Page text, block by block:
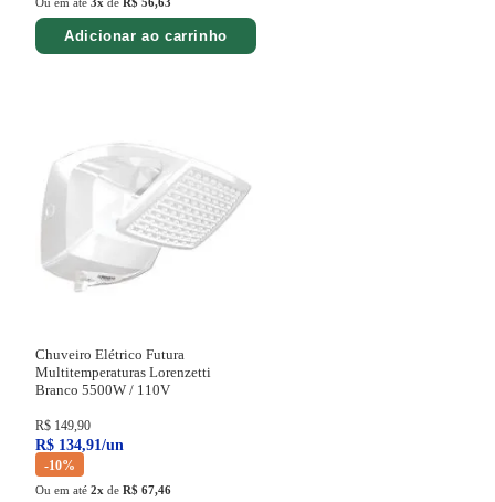
Adicionar ao carrinho
Chuveiro Elétrico Futura
Multitemperaturas Lorenzetti
Branco 5500W / 110V
R$ 149, 90
R$ 134,91/un
-10%
Ou em até 2x de R$ 67,46